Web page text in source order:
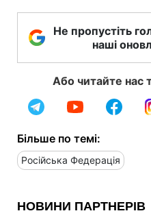
Не пропустіть
наші
Або читайте нас
Більше по темі:
Російська Федерація